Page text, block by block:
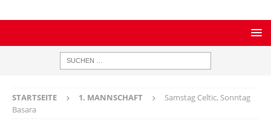
STARTSEITE 1. MANNSCHAFT
Samstag Celtic, Sonntag
Basara